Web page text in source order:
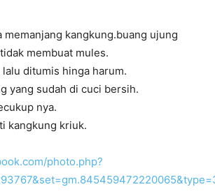
memanjang kangkung.buang ujung
membuat mules.
ditumis hinga harum.
yang sudah di cuci bersih.
nya.
kangkung kriuk.
photo.php?